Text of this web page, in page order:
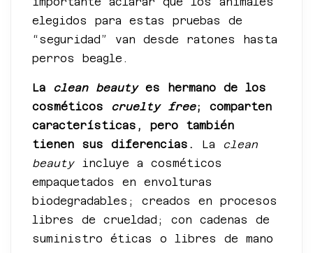
elegidos para estas pruebas de
“seguridad” van desde ratones hasta
perros beagle.
La clean beauty es hermano de los
cosméticos cruelty free; comparten
características, pero también
tienen sus diferencias.
La clean
beautyincluye a cosméticos
empaquetados en envolturas
biodegradables; creados en procesos
libres de crueldad; con cadenas de
suministro éticas o libres de mano